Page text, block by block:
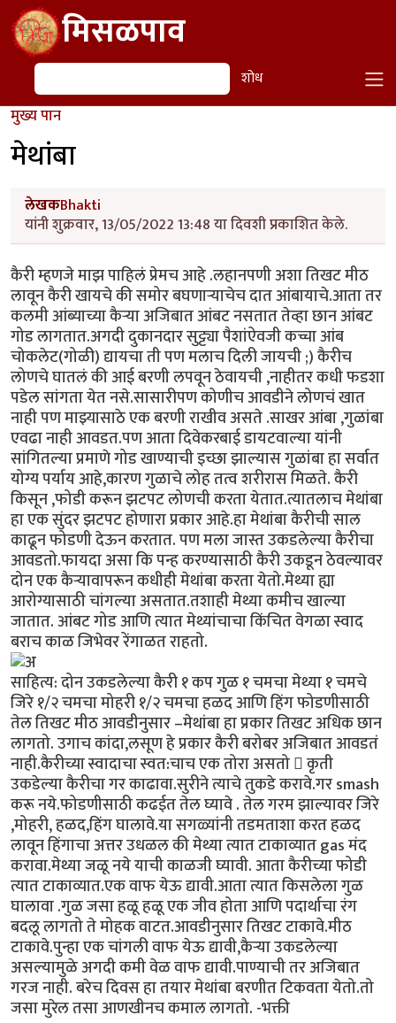
Skip to main contentमिसळपाव
शोध शोध
मुख्य पान
मेथांबा
लेखकBhakti
यांनी शुक्रवार, 13/05/2022 13:48 या दिवशी प्रकाशित केले.
कैरी म्हणजे माझ पाहिलं प्रेमच आहे .लहानपणी अशा तिखट मीठ
लावून कैरी खायचे की समोर बघणाऱ्याचेच दात आंबायाचे.आता तर
कलमी आंब्याच्या कैऱ्या अजिबात आंबट नसतात तेव्हा छान आंबट
गोड लागतात.अगदी दुकानदार सुट्ट्या पैशांऐवजी कच्चा आंब
चोकलेट(गोळी) द्यायचा ती पण मलाच दिली जायची ;) कैरीच
लोणचे घातलं की आई बरणी लपवून ठेवायची ,नाहीतर कधी फडशा
पडेल सांगता येत नसे.सासारीपण कोणीच आवडीने लोणचं खात
नाही पण माझ्यासाठे एक बरणी राखीव असते .साखर आंबा ,गुळांबा
एवढा नाही आवडत.पण आता दिवेकरबाई डायटवाल्या यांनी
सांगितल्या प्रमाणे गोड खाण्याची इच्छा झाल्यास गुळांबा हा सर्वात
योग्य पर्याय आहे,कारण गुळाचे लोह तत्व शरीरास मिळते. कैरी
किसून ,फोडी करून झटपट लोणची करता येतात.त्यातलाच मेथांबा
हा एक सुंदर झटपट होणारा प्रकार आहे.हा मेथांबा कैरीची साल
काढून फोडणी देऊन करतात. पण मला जास्त उकडलेल्या कैरीचा
आवडतो.फायदा असा कि पन्ह करण्यासाठी कैरी उकडून ठेवल्यावर
दोन एक कैऱ्यावापरून कधीही मेथांबा करता येतो.मेथ्या ह्या
आरोग्यासाठी चांगल्या असतात.तशाही मेथ्या कमीच खाल्या
जातात. आंबट गोड आणि त्यात मेथ्यांचाचा किंचित वेगळा स्वाद
बराच काळ जिभेवर रेंगाळत राहतो.
साहित्य: दोन उकडलेल्या कैरी १ कप गुळ १ चमचा मेथ्या १ चमचे
जिरे १/२ चमचा मोहरी १/२ चमचा हळद आणि हिंग फोडणीसाठी
तेल तिखट मीठ आवडीनुसार –मेथांबा हा प्रकार तिखट अधिक छान
लागतो. उगाच कांदा,लसूण हे प्रकार कैरी बरोबर अजिबात आवडतं
नाही.कैरीच्या स्वादाचा स्वत:चाच एक तोरा असतो  कृती
उकडेल्या कैरीचा गर काढावा.सुरीने त्याचे तुकडे करावे.गर smash
करू नये.फोडणीसाठी कढईत तेल घ्यावे . तेल गरम झाल्यावर जिरे
,मोहरी, हळद,हिंग घालावे.या सगळ्यांनी तडमताशा करत हळद
लावून हिंगाचा अत्तर उधळल की मेथ्या त्यात टाकाव्यात gas मंद
करावा.मेथ्या जळू नये याची काळजी घ्यावी. आता कैरीच्या फोडी
त्यात टाकाव्यात.एक वाफ येऊ द्यावी.आता त्यात किसलेला गुळ
घालावा .गुळ जसा हळू हळू एक जीव होता आणि पदार्थाचा रंग
बदलू लागतो ते मोहक वाटत.आवडीनुसार तिखट टाकावे.मीठ
टाकावे.पुन्हा एक चांगली वाफ येऊ द्यावी,कैऱ्या उकडलेल्या
असल्यामुळे अगदी कमी वेळ वाफ द्यावी.पाण्याची तर अजिबात
गरज नाही. बरेच दिवस हा तयार मेथांबा बरणीत टिकवता येतो.तो
जसा मुरेल तसा आणखीनच कमाल लागतो. -भक्ती